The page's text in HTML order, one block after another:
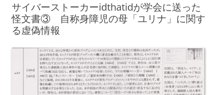
サイバーストーカーidthatidが学会に送った
怪文書③ 自称身障児の母「ユリナ」に関す
る虚偽情報